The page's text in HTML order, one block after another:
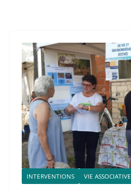
INTERVENTIONS VIE ASSOCIATIVE